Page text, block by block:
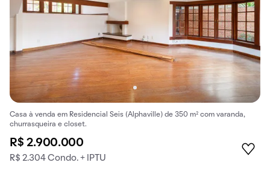
Casa à venda em Residencial Seis (Alphaville) de 350 m² com varanda,
churrasqueira e closet.
R$ 2.900.000
R$ 2.304 Condo. + IPTU